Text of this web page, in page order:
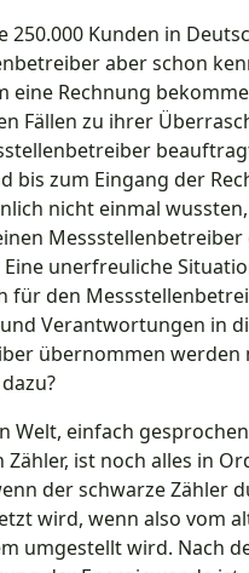
250.000 Kunden in
aber schon
eine Rechnung
Fällen zu ihrer
bis zum Eingang der
nicht einmal
Messstellenbetreiber
Eine unerfreuliche
für den
Verantwortungen in
übernommen werden
Welt, einfach
Zähler, ist noch alles in
der schwarze Zähler
wird, wenn also vom
umgestellt wird. Nach